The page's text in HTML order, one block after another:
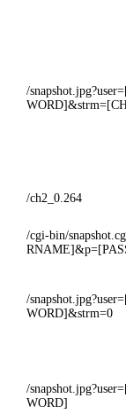
/
/ch2_0.264
/cgi-bin/
/
WORD]&strm=0
/
WORD]